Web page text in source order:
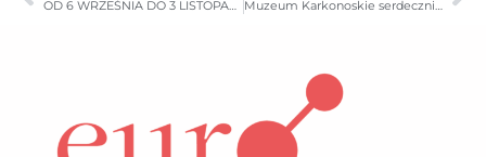
OD 6 WRZEŚNIA DO 3 LISTOPADA 2013 Muzeum Karkonoskie serdecznie zaprasza na kolejne spotkanie z cyklu Niedziela w Muzeum, które odbędzie się 06.10.2013 o godzinie 11:00.